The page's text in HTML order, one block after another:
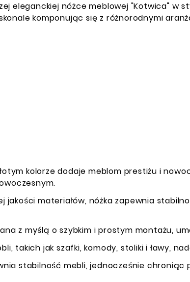
eleganckiej nóżce meblowej "Kotwica" w
komponując się z różnorodnymi
kolorze dodaje meblom prestiżu i
jakości materiałów, nóżka zapewnia
z myślą o szybkim i prostym montażu,
takich jak szafki, komody, stoliki i ławy,
stabilność mebli, jednocześnie chroniąc